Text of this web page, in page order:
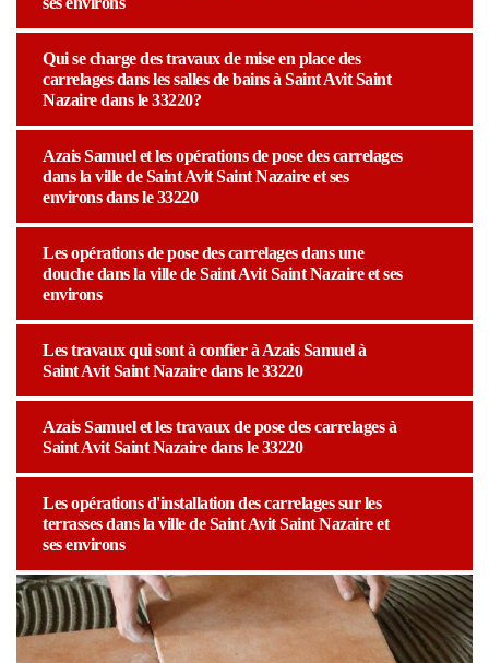
Qui se charge des travaux de mise en place des
carrelages dans les salles de bains à Saint Avit Saint
Nazaire dans le 33220?
Azais Samuel et les opérations de pose des carrelages
dans la ville de Saint Avit Saint Nazaire et ses
environs dans le 33220
Les opérations de pose des carrelages dans une
douche dans la ville de Saint Avit Saint Nazaire et ses
environs
Les travaux qui sont à confier à Azais Samuel à
Saint Avit Saint Nazaire dans le 33220
Azais Samuel et les travaux de pose des carrelages à
Saint Avit Saint Nazaire dans le 33220
Les opérations d'installation des carrelages sur les
terrasses dans la ville de Saint Avit Saint Nazaire et
ses environs